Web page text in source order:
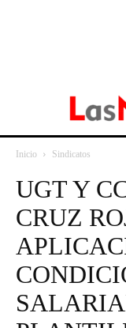
Inicio Sindicatos
UGT Y
CRUZ